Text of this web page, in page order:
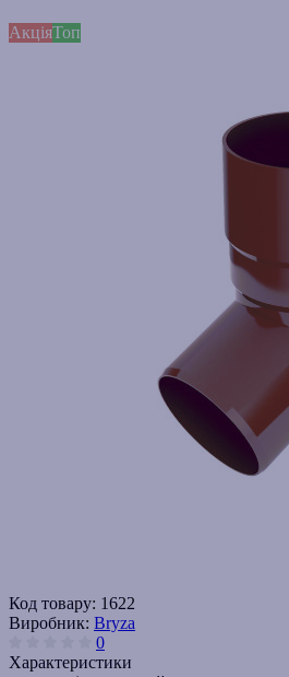
АкціяТоп
Код товару: 1622
Виробник: Bryza
0
Характеристики